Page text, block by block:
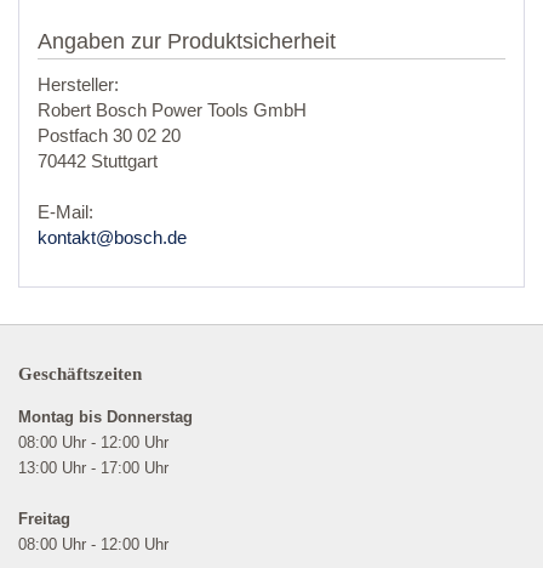
Angaben zur Produktsicherheit
Hersteller:
Robert Bosch Power Tools GmbH
Postfach 30 02 20
70442 Stuttgart
E-Mail:
kontakt@bosch.de
Geschäftszeiten
Montag bis Donnerstag
08:00 Uhr - 12:00 Uhr
13:00 Uhr - 17:00 Uhr
Freitag
08:00 Uhr - 12:00 Uhr